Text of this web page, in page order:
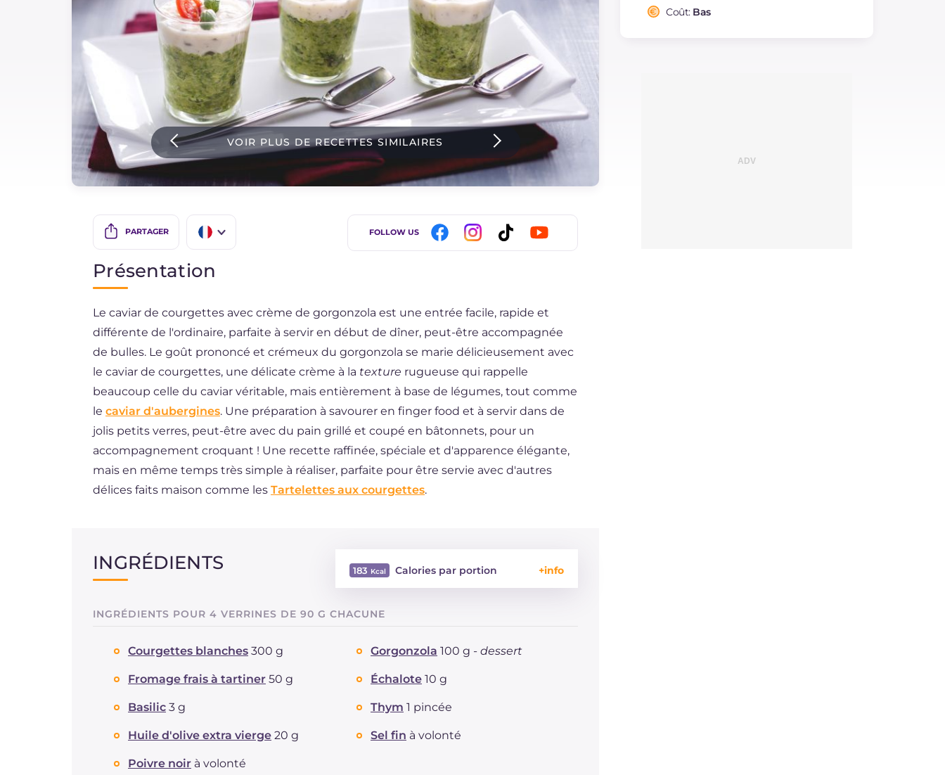
Instagram
YouTube VOIR PLUS DE RECETTES SIMILAIRES
PARTAGER
ES
DE
BR
NL
FOLLOW US
Fibre
Cholestérol
Coût: Bas
Présentation
Le caviar de courgettes avec crème de gorgonzola est une entrée facile, rapide et
différente de l'ordinaire, parfaite à servir en début de dîner, peut-être accompagnée
de bulles. Le goût prononcé et crémeux du gorgonzola se marie délicieusement avec
le caviar de courgettes, une délicate crème à la texture rugueuse qui rappelle
beaucoup celle du caviar véritable, mais entièrement à base de légumes, tout comme
le caviar d'aubergines. Une préparation à savourer en finger food et à servir dans de
jolis petits verres, peut-être avec du pain grillé et coupé en bâtonnets, pour un
accompagnement croquant ! Une recette raffinée, spéciale et d'apparence élégante,
mais en même temps très simple à réaliser, parfaite pour être servie avec d'autres
délices faits maison comme les Tartelettes aux courgettes.
INGRÉDIENTS 183 Calories par portion
Glucides
Protéine g
Graisses
dont acides gras saturés
Fibre
Sodium
INGRÉDIENTS POUR 4 VERRINES DE 90 G CHACUNE
Courgettes blanches 300 g Gorgonzola 100 g - dessert
Fromage frais à tartiner 50 g Échalote 10 g
Basilic 3 g Thym 1 pincée
Huile d'olive extra vierge 20 g Sel fin à volonté
Poivre noir à volonté